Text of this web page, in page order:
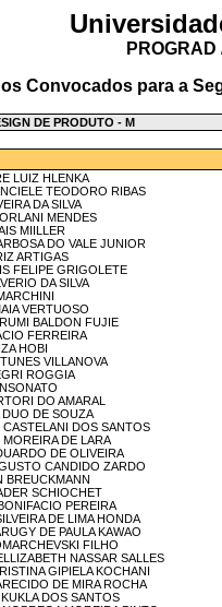
Convocados para a
DE PRODUTO - M
LUIZ HLENKA
TEODORO RIBAS
DA SILVA
MENDES
MIILLER
DO VALE JUNIOR
ARTIGAS
FELIPE GRIGOLETE
DA SILVA
VERTUOSO
BALDON FUJIE
FERREIRA
HOBI
VILLANOVA
ROGGIA
DO AMARAL
DE SOUZA
DOS SANTOS
DE LARA
DE OLIVEIRA
CANDIDO ZARDO
SCHIOCHET
PEREIRA
DE LIMA HONDA
DE PAULA KAWAO
FILHO
NASSAR SALLES
GIPIELA KOCHANI
DE MIRA ROCHA
DOS SANTOS